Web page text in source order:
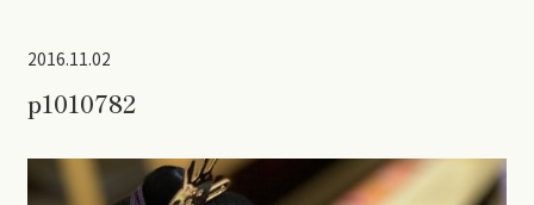
2016.11.02
p1010782